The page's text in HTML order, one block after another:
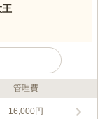
王
言宗豊山派の名刹
管理費
16,000円